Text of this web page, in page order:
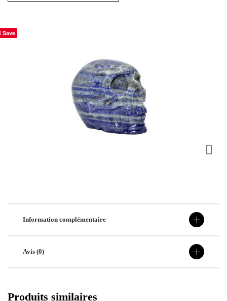
Save
Information complémentaire
Avis (0)
Produits similaires